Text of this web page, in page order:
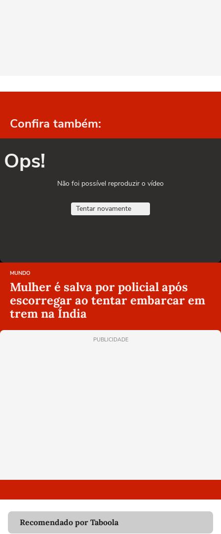
Confira também:
Ops!
Não foi possível reproduzir o vídeo
Tentar novamente
MUNDO
Mulher é salva por policial após
escorregar ao tentar embarcar em
trem na Índia
PUBLICIDADE
Recomendado por Taboola